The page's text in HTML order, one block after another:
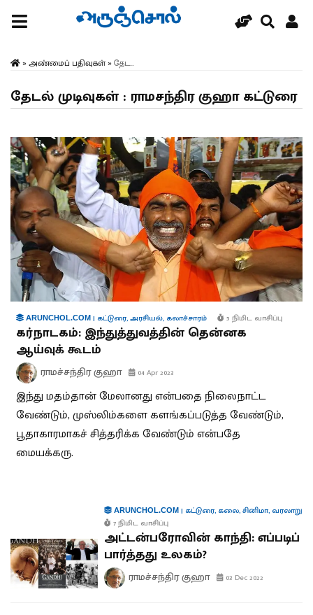
» அண்மைப் பதிவுகள்» தேட...
தேடல் முடிவுகள் : ராமசந்திர குஹா கட்டுரை
ARUNCHOL.COM | கட்டுரை,அரசியல், கலாச்சாரம் 5 நிமிட வாசிப்பு
கர்நாடகம்: இந்துத்துவத்தின் தென்னக
ஆய்வுக் கூடம்
ராமச்சந்திர குஹா 04 Apr 2023
இந்து மதம்தான் மேலானது என்பதை நிலைநாட்ட
வேண்டும், முஸ்லிம்களை களங்கப்படுத்த வேண்டும்,
பூதாகாரமாகச் சித்தரிக்க வேண்டும் என்பதே
மையக்கரு.
ARUNCHOL.COM| கட்டுரை, கலை,சினிமா, வரலாறு
7 நிமிட வாசிப்பு
அட்டன்பரோவின் காந்தி: எப்படிப்
பார்த்தது உலகம்?
ராமச்சந்திர குஹா 03 Dec 2022